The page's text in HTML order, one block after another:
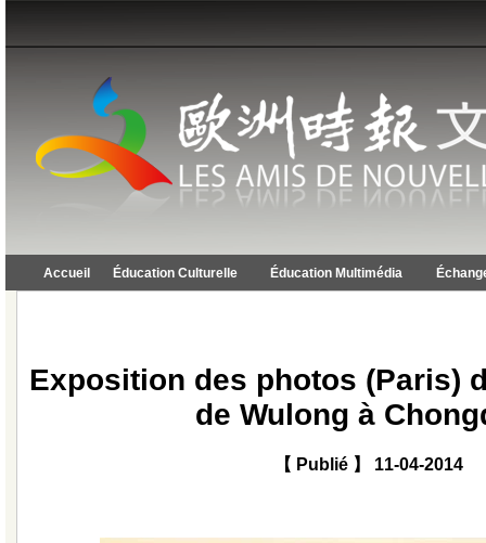
Accueil Éducation Culturelle Éducation Multimédia
Exposition des photos (Paris)
de Wulong à
【 Publié 】 11-04-2014